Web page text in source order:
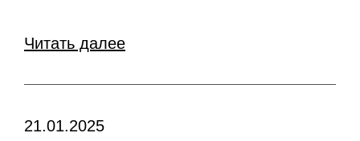
Читать далее
21.01.2025